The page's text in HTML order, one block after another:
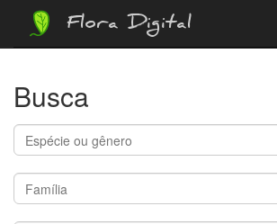
Flora Digital
Busca